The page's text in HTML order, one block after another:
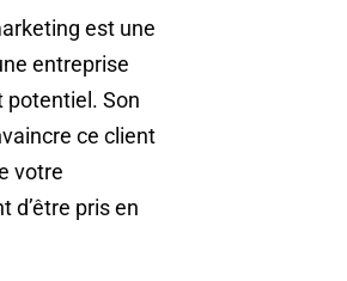
est une
entreprise
potentiel. Son
ce client
votre
d’être pris en